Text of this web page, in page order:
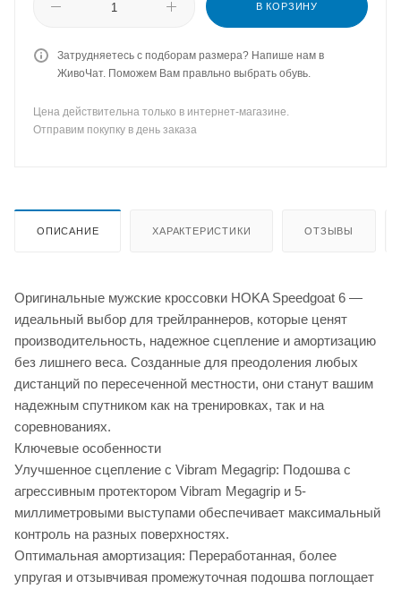
В КОРЗИНУ
Затрудняетесь с подборам размера? Напише нам в
ЖивоЧат. Поможем Вам правльно выбрать обувь.
Цена действительна только в интернет-магазине.
Отправим покупку в день заказа
ОПИСАНИЕ ХАРАКТЕРИСТИКИ ОТЗЫВЫ
Оригинальные мужские кроссовки HOKA Speedgoat 6 —
идеальный выбор для трейлраннеров, которые ценят
производительность, надежное сцепление и амортизацию
без лишнего веса. Созданные для преодоления любых
дистанций по пересеченной местности, они станут вашим
надежным спутником как на тренировках, так и на
соревнованиях.
Ключевые особенности
Улучшенное сцепление с Vibram Megagrip: Подошва с
агрессивным протектором Vibram Megagrip и 5-
миллиметровыми выступами обеспечивает максимальный
контроль на разных поверхностях.
Оптимальная амортизация: Переработанная, более
упругая и отзывчивая промежуточная подошва поглощает